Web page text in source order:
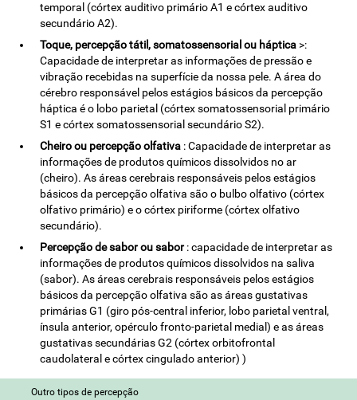
temporal (córtex auditivo primário A1 e córtex auditivo
secundário A2).
Toque, percepção tátil, somatossensorial ou háptica >:
Capacidade de interpretar as informações de pressão e
vibração recebidas na superfície da nossa pele. A área do
cérebro responsável pelos estágios básicos da percepção
háptica é o lobo parietal (córtex somatossensorial primário
S1 e córtex somatossensorial secundário S2).
Cheiro ou percepção olfativa : Capacidade de interpretar as
informações de produtos químicos dissolvidos no ar
(cheiro). As áreas cerebrais responsáveis ​​pelos estágios
básicos da percepção olfativa são o bulbo olfativo (córtex
olfativo primário) e o córtex piriforme (córtex olfativo
secundário).
Percepção de sabor ou sabor: capacidade de interpretar as
informações de produtos químicos dissolvidos na saliva
(sabor). As áreas cerebrais responsáveis ​​pelos estágios
básicos da percepção olfativa são as áreas gustativas
primárias G1 (giro pós-central inferior, lobo parietal ventral,
ínsula anterior, opérculo fronto-parietal medial) e as áreas
gustativas secundárias G2 (córtex orbitofrontal
caudolateral e córtex cingulado anterior) )
Outro tipos de percepção